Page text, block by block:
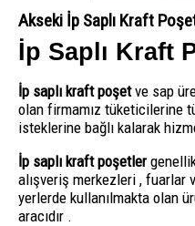
Akseki İp Saplı Kraft
İp Saplı Kraft
İp saplı kraft poşetve sap
olan firmamız tüketicilerine
isteklerine bağlı kalarak
İp saplı kraft poşetler
alışveriş merkezleri , fuarlar
yerlerde kullanılmakta olan
aracıdır .